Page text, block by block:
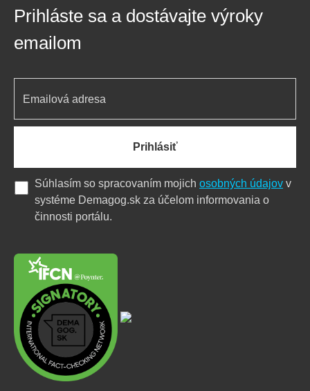
Prihláste sa a dostávajte výroky
emailom
Prihlásiť
Súhlasím so spracovaním mojich osobných údajov v
systéme Demagog.sk za účelom informovania o
činnosti portálu.